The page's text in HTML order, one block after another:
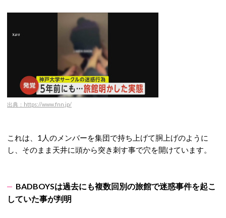
出典：https://www.fnn.jp/
これは、1人のメンバーを集団で持ち上げて胴上げのように
し、そのまま天井に頭から突き刺す事で穴を開けています。
BADBOYSは過去にも複数回別の旅館で迷惑事件を起こ
していた事が判明